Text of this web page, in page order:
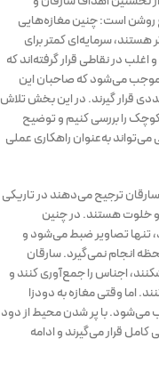
است: چنین مغازه‌هایی
سرمایه‌ای کمتر برای
در نقاطی قرار گرفته‌اند که
می‌شود که صاحبان این
قرار گیرند. در این بخش تلاش
را بررسی کنیم و توضیح
به‌عنوان راهکاری عملی
ترجیح می‌دهند در تاریکی
خلوت هستند. در چنین
تنها تصاویر ضبط می‌شود و
انجام نمی‌گیرد. سارقان
اجناس را جمع‌آوری کنند و
اما وقتی مغازه به دودزا
می‌شود. با پر شدن محیط از دود
قرار می‌گیرند و ادامه